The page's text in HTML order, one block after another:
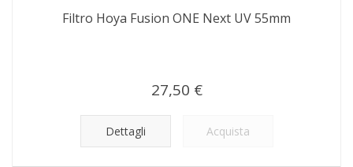
Filtro Hoya Fusion ONE Next UV 55mm
27,50 €
Dettagli Acquista